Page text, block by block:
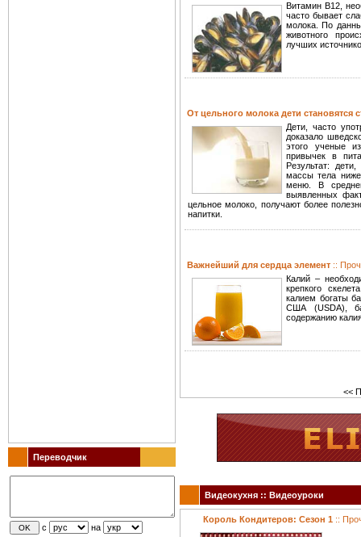
Переводчик
с на
Витамин В12,
часто бывает
молока. По
животного
лучших
От цельного молока дети становятся
Дети, часто
доказало
этого ученые
привычек в
Результат:
массы тела
меню. В
выявленных
цельное молоко, получают более
напитки.
Важнейший для сердца элемент ::
Калий –
крепкого
калием богаты
США (USDA),
содержанию
<<
Видеокухня :: Видеоуроки
Король Кондитеров: Сезон 1 ::